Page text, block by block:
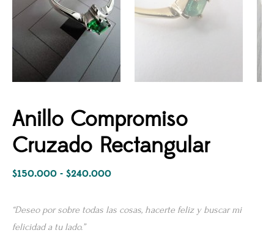
Anillo Compromiso
Cruzado Rectangular
$150.000 - $240.000Rango
precios:
“Deseo por sobre todas las cosas, hacerte feliz y buscar mi
felicidad a tu lado.”